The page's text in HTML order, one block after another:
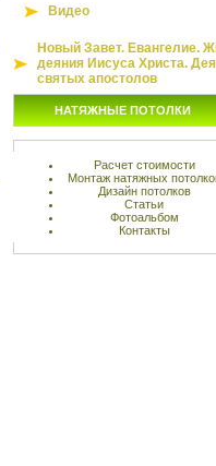
Видео
Новый Завет. Евангелие.
деяния Иисуса Христа.
святых апостолов
НАТЯЖНЫЕ ПОТОЛКИ
Расчет стоимости
Монтаж натяжных
Дизайн потолков
Статьи
Фотоальбом
Контакты